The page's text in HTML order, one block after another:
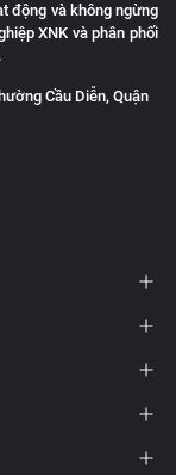
động và không ngừng
XNK và phân phối
Cầu Diễn, Quận